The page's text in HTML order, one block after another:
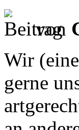
von
Wir
gerne